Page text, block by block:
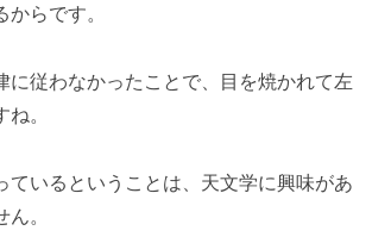
らです。
に従わなかったことで、目を焼かれて左
。
ているということは、天文学に興味があ
。